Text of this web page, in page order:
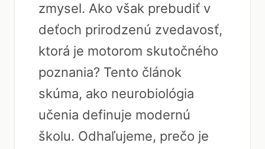
zmysel. Ako však prebudiť v
deťoch prirodzenú zvedavosť,
ktorá je motorom skutočného
poznania? Tento článok
skúma, ako neurobiológia
učenia definuje modernú
školu. Odhaľujeme, prečo je